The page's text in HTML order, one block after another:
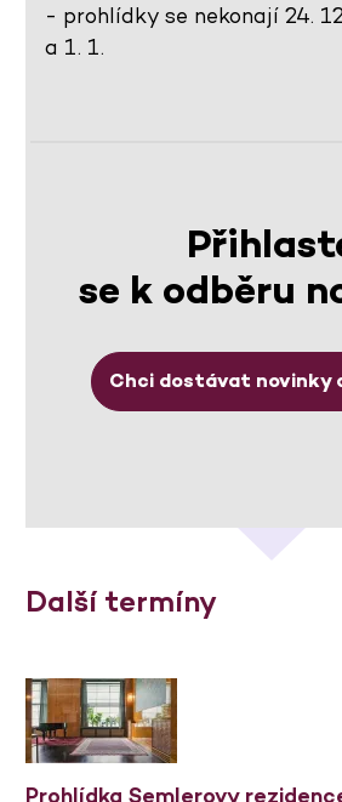
- prohlídky se nekonají 24.
a 1. 1.
se k odběru
Chci dostávat novinky
Další termíny
Prohlídka Semlerovy